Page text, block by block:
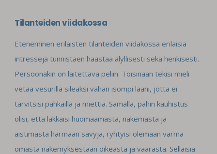
Tilanteiden viidakossa
Eteneminen erilaisten tilanteiden viidakossa erilaisia
intressejä tunnistaen haastaa älyllisesti sekä henkisesti.
Persoonakin on laitettava peliin. Toisinaan tekisi mieli
vetää vesurilla sileäksi vähän isompi lääni, jotta ei
tarvitsisi pähkäillä ja miettiä. Samalla, pahin kauhistus
olisi, että lakkaisi huomaamasta, näkemästä ja
aistimasta harmaan sävyjä, ryhtyisi olemaan varma
omasta näkemyksestään oikeasta ja väärästä. Sellaisia